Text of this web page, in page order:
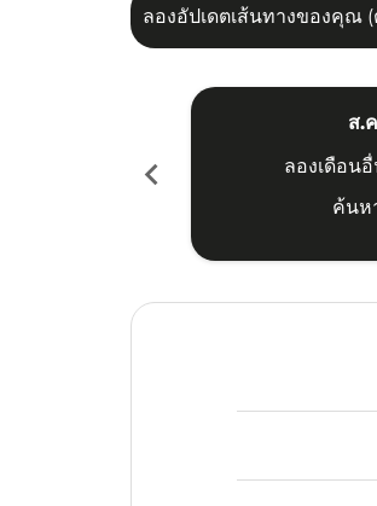
ลองอัปเดตเส้นทางของคุณ
chevron_left
ส.
ลองเดือน
ค้นห